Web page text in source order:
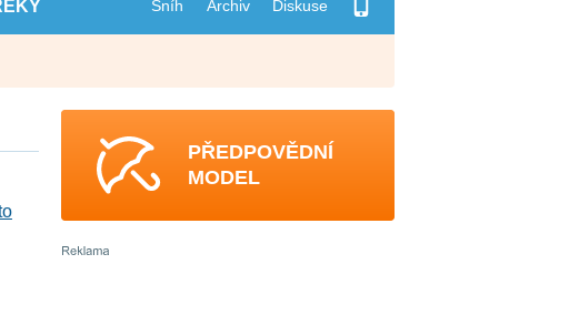
Sníh Archiv Diskuse
PŘEDPOVĚDNÍ
MODEL